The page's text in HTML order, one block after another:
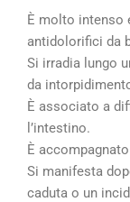
È molto intenso
antidolorifici da
Si irradia lungo
da
È associato a
l’intestino.
È
Si manifesta
caduta o un